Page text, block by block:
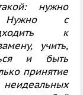
нужно
Нужно с
к
учить,
и быть
принятие